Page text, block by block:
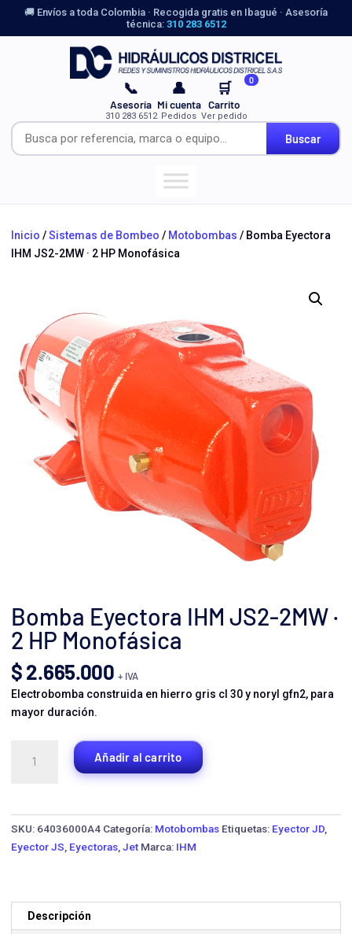
🚚 Envíos a toda Colombia · Recogida gratis en Ibagué · Asesoría
técnica: 310 283 6512
Buscar
📞
Asesoría
310 283 6512
👤
Mi cuenta
Pedidos
🛒 0
Carrito
Ver pedido
Inicio /Sistemas de Bombeo / Motobombas / Bomba Eyectora
IHM JS2-2MW · 2 HP Monofásica
Bomba Eyectora IHM JS2-2MW ·
2 HP Monofásica
$2.665.000 + IVA
Electrobomba construida en hierro gris cl 30 y noryl gfn2, para
mayor duración.
Eyectora
cantidad
Añadir al carrito
SKU: 64036000A4 Categoría: Motobombas Etiquetas: Eyector JD
Eyector JS Eyectoras Jet Marca: IHM
Descripción